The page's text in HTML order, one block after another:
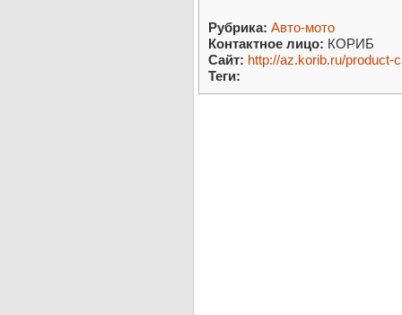
Рубрика: Авто-мото
Контактное лицо: КОРИБ
Сайт: http://az.korib.ru/product-
Теги: